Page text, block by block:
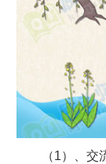
（1）、交流